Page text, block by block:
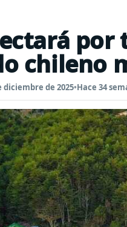
por
chileno
diciembre de 2025•Hace 34